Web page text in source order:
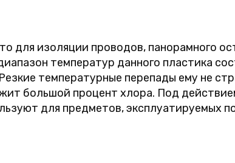
для изоляции проводов, панорамного
температур данного пластика
температурные перепады ему не
большой процент хлора. Под
для предметов, эксплуатируемых